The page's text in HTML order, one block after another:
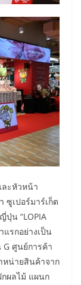
ะหัวหน้า
ซูเปอร์มาร์เก็ต
น “LOPIA
แรกอย่างเป็น
ศูนย์การค้า
หน่ายสินค้าจาก
ผลไม้ แผนก